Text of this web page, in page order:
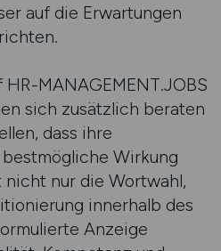
auf die Erwartungen
MANAGEMENT.JOBS
sich zusätzlich beraten
dass ihre
Wirkung
nur die Wortwahl,
innerhalb des
Anzeige